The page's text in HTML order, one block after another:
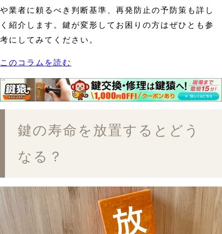
や業者に頼るべき判断基準、再発防止の予防策も詳し
く紹介します。鍵が変形してお困りの方はぜひとも参
考にしてみてください。
このコラムを読む
鍵の寿命を放置するとどう
なる？